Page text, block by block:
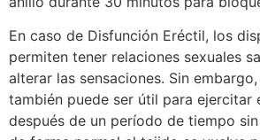
En caso de Disfunción Eréctil, los
permiten tener relaciones sexuales
alterar las sensaciones. Sin
también puede ser útil para ejercitar
después de un período de tiempo